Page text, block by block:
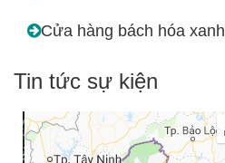
Cửa hàng bách hóa xanh
Tin tức sự kiện